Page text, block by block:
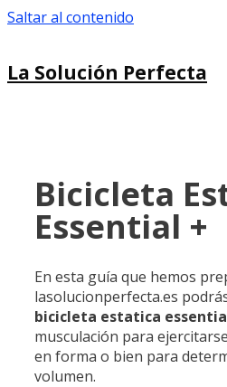
Saltar al contenido
La Solución Perfecta
Bicicleta
Essential +
En esta guía que hemos
lasolucionperfecta.es
bicicleta estatica
musculación para
en forma o bien para
volumen.